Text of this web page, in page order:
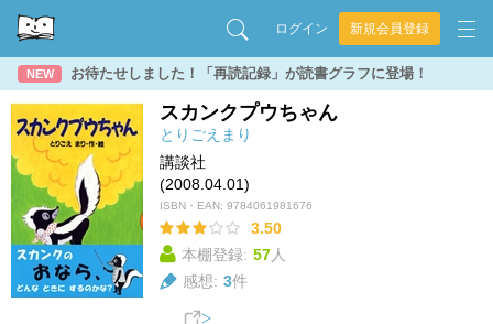
ログイン 新規会員登録
NEW お待たせしました！「再読記録」が読書グラフに登場！
スカンクプウちゃん
とりごえまり
講談社
(2008.04.01)
ISBN・EAN: 9784061981676
3.50
本棚登録: 57人
感想: 3件